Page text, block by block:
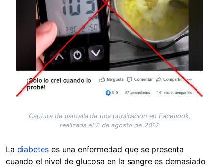
Captura de pantalla de una publicación en Facebook,
realizada el 2 de agosto de 2022
La diabetes es una enfermedad que se presenta
cuando el nivel de glucosa en la sangre es demasiado